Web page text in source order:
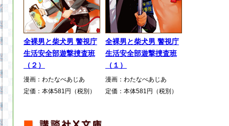
全裸男と柴犬男 警視庁
生活安全部遊撃捜査班
（２）
漫画：わたなべあじあ
定価：本体581円（税別）
全裸男と柴犬男 警視庁
生活安全部遊撃捜査班
（１）
漫画：わたなべあじあ
定価：本体581円（税別）